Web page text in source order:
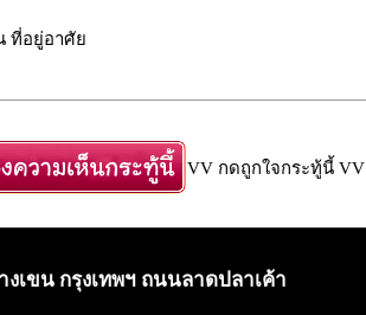
ที่อยู่อาศัย
VV กดถูกใจกระทู้นี้ VV
ขน กรุงเทพฯ ถนนลาดปลาเค้า